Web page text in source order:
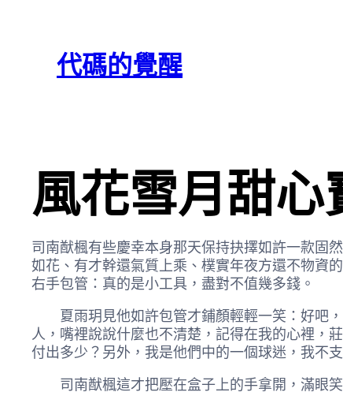
content代碼的覺醒
風花雪月甜心
司南猷楓有些慶幸本身那天保持抉擇如許一款固
如花、有才幹還氣質上乘、樸實年夜方還不物資
右手包管：真的是小工具，盡對不值幾多錢。
夏雨玥見他如許包管才鋪顏輕輕一笑：好吧，
人，嘴裡說說什麼也不清楚，記得在我的心裡，
付出多少？另外，我是他們中的一個球迷，我不
司南猷楓這才把壓在盒子上的手拿開，滿眼笑